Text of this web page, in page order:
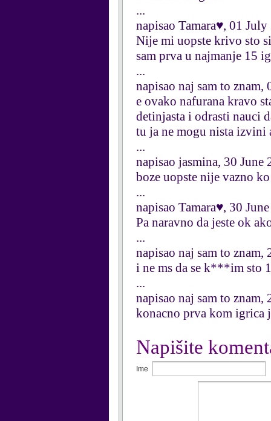
...
napisao Tamara♥, 01
Nije mi uopste krivo sto
sam prva u najmanje 15
...
napisao naj sam to znam,
e ovako nafurana kravo
detinjasta i odrasti nauci
tu ja ne mogu nista izvini
...
napisao jasmina, 30 June
boze uopste nije vazno
...
napisao Tamara♥, 30
Pa naravno da jeste ok
...
napisao naj sam to znam,
i ne ms da se k***im sto
...
napisao naj sam to znam,
konacno prva kom
Napišite
Ime